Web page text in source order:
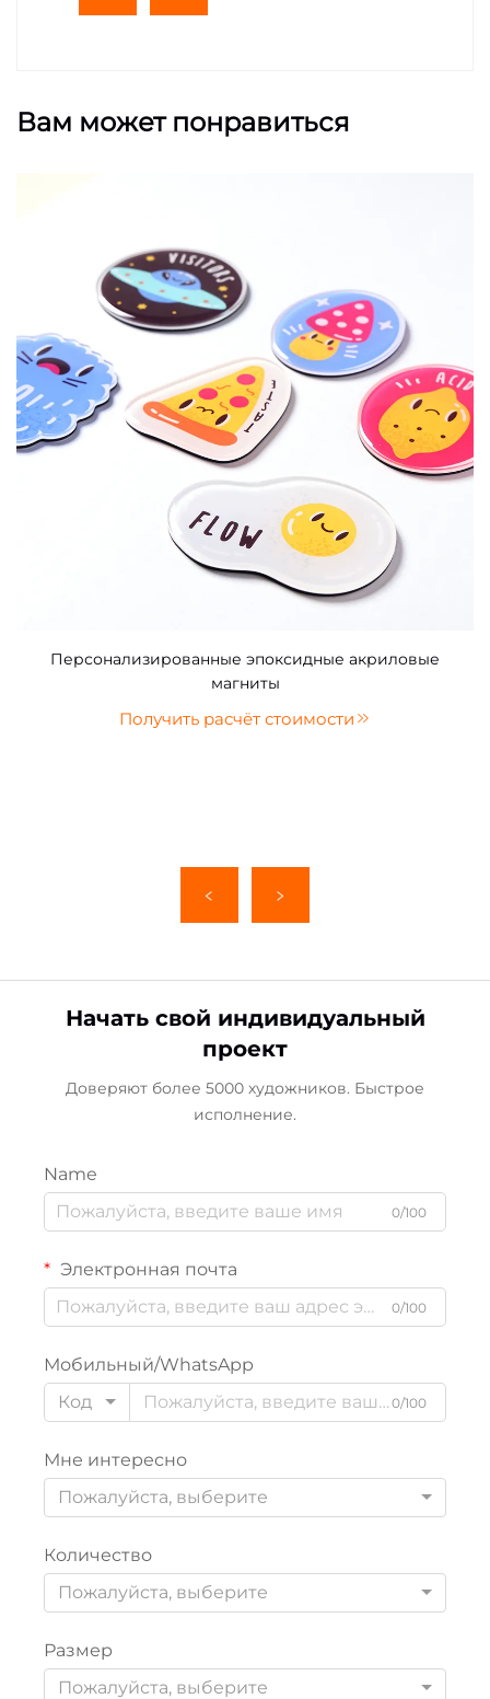
Вам может понравиться
Персонализированные эпоксидные акриловые
магниты
Получить расчёт стоимости
Начать свой индивидуальный
проект
Доверяют более 5000 художников. Быстрое
исполнение.
Name
0/100
Электронная почта
0/100
Мобильный/WhatsApp
Код
0/100
Мне интересно
Пожалуйста, выберите
Количество
Пожалуйста, выберите
Размер
Пожалуйста, выберите